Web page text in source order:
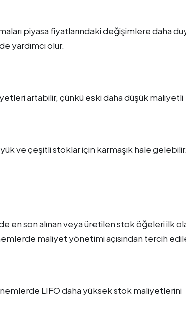
piyasa fiyatlarındaki değişimlere daha
yardımcı olur.
artabilir, çünkü eski daha düşük maliyetli
ve çeşitli stoklar için karmaşık hale gelebilir.
en son alınan veya üretilen stok öğeleri ilk
maliyet yönetimi açısından tercih
LIFO daha yüksek stok maliyetlerini